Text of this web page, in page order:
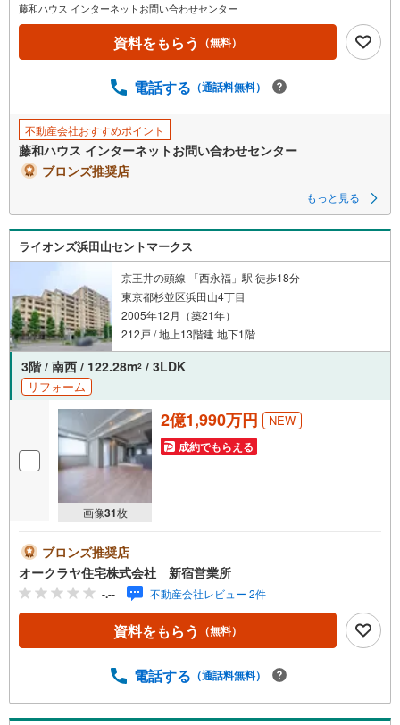
藤和ハウス インターネットお問い合わせセンター
資料をもらう （無料）
電話する （通話料無料）
不動産会社おすすめポイント
藤和ハウス インターネットお問い合わせセンター
ブロンズ推奨店
もっと見る
ライオンズ浜田山セントマークス
京王井の頭線 「西永福」駅 徒歩18分
東京都杉並区浜田山4丁目
2005年12月（築21年）
212戸 / 地上13階建 地下1階
3階 / 南西 / 122.28m2 / 3LDK
リフォーム
画像31枚
2億1,990万円 NEW
成約でもらえる
ブロンズ推奨店
オークラヤ住宅株式会社 新宿営業所
-.-- 不動産会社レビュー 2件
資料をもらう （無料）
電話する （通話料無料）